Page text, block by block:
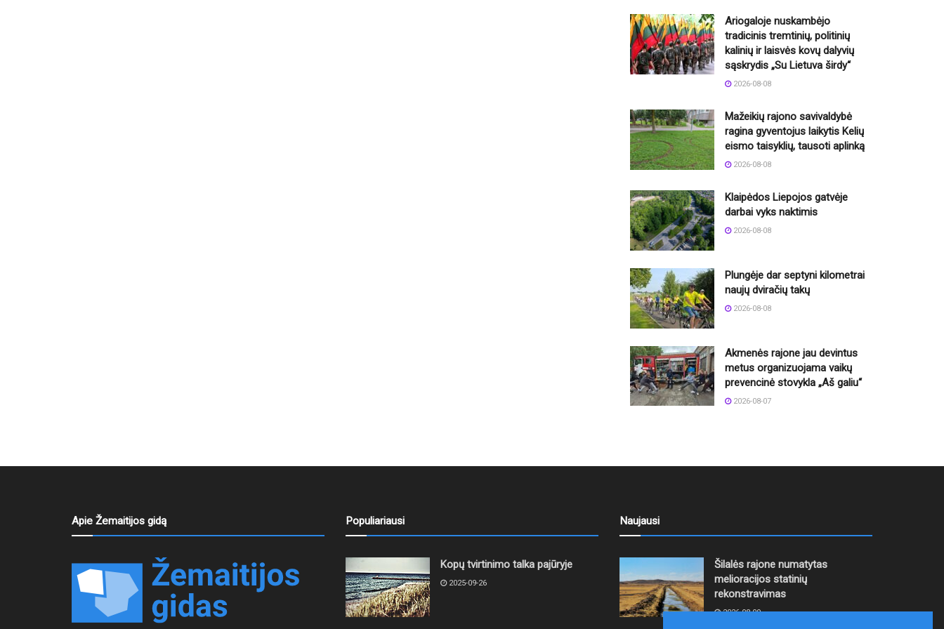
Ariogaloje nuskambėjo
tradicinis tremtinių, politinių
kalinių ir laisvės kovų dalyvių
sąskrydis „Su Lietuva širdy“
2026-08-08
Mažeikių rajono savivaldybė
ragina gyventojus laikytis Kelių
eismo taisyklių, tausoti aplinką
2026-08-08
Klaipėdos Liepojos gatvėje
darbai vyks naktimis
2026-08-08
Plungėje dar septyni kilometrai
naujų dviračių takų
2026-08-08
Akmenės rajone jau devintus
metus organizuojama vaikų
prevencinė stovykla „Aš galiu“
2026-08-07
Apie Žemaitijos gidą Populiariausi
Kopų tvirtinimo talka pajūryje
2025-09-26
Naujausi
Šilalės rajone numatytas
melioracijos statinių
rekonstravimas
2026-08-09